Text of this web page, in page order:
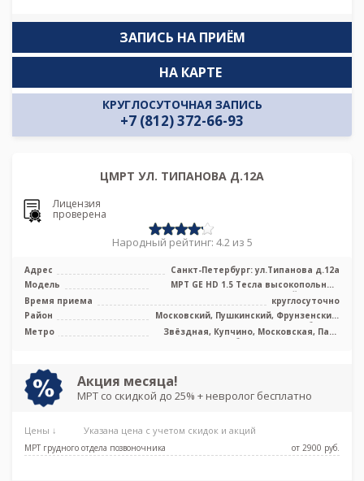
ЗАПИСЬ НА ПРИЁМ
КРУГЛОСУТОЧНАЯ ЗАПИСЬ
+7 (812) 372-66-93
НА КАРТЕ
ЦМРТ УЛ. ТИПАНОВА Д.12А
Лицензия
проверена
Народный рейтинг: 4.2 из 5
Адрес
Санкт-Петербург: ул.Типанова д.12а
Модель
МРТ GE HD 1.5 Тесла высокопольный
закрытый тип, УЗИ
Время приема
круглосуточно
Район
Московский, Пушкинский, Фрунзенский,
Лен. область
Метро
Звёздная, Купчино, Московская, Парк
Победы, Проспект Славы
Акция месяца!
МРТ со скидкой до 25% + невролог бесплатно
Цены ↓ Указана цена с учетом скидок и акций
МРТ грудного отдела позвоночника от 2900 pуб.